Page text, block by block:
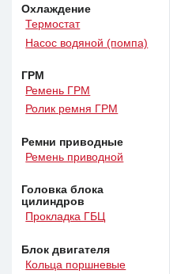
Охлаждение
Термостат
Насос водяной (помпа)
ГРМ
Ремень ГРМ
Ролик ремня ГРМ
Ремни приводные
Ремень приводной
Головка блока
цилиндров
Прокладка ГБЦ
Блок двигателя
Кольца поршневые